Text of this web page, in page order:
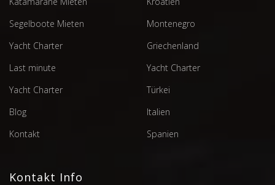
Segelboote Mieten
Yacht Charter
Last minute
Yacht Charter
Blog
Kontakt
Montenegro
Griechenland
Yacht Charter
Türkei
Italien
Spanien
Kontakt Info